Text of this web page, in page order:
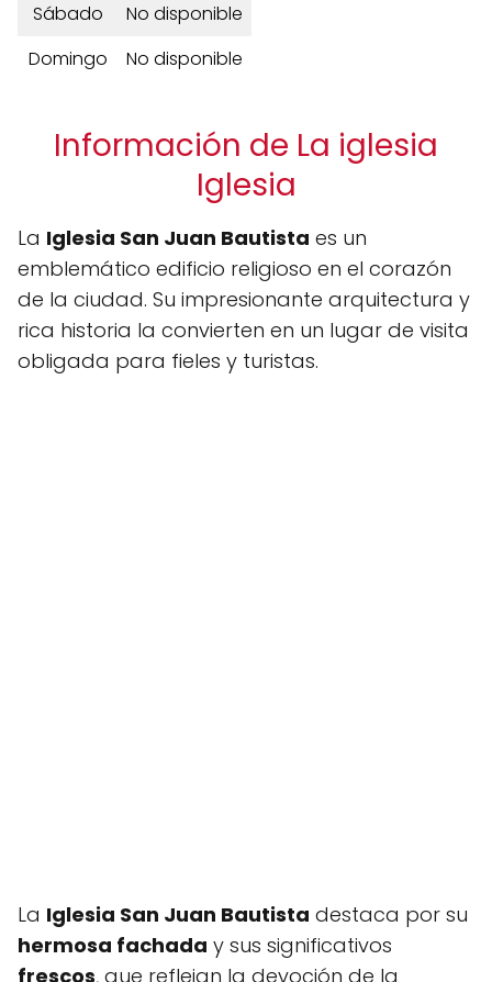
Sábado
No disponible
Domingo
No disponible
Información de La iglesia
Iglesia
La Iglesia San Juan Bautista es un
emblemático edificio religioso en el corazón
de la ciudad. Su impresionante arquitectura y
rica historia la convierten en un lugar de visita
obligada para fieles y turistas.
La Iglesia San Juan Bautista destaca por su
hermosa fachada y sus significativos
frescos, que reflejan la devoción de la